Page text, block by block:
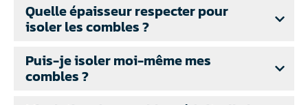
Quelle épaisseur respecter pour
isoler les combles ?
Puis-je isoler moi-même mes
combles ?